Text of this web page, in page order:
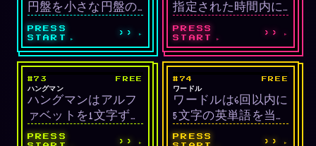
正解を意味します。
円盤を小さな円盤の
上に乗せないよう
に、すべての円盤を
左の棒から右の棒へ
移す古典数学パズル
です。n個の最小手数
は2ⁿ−1。
PRESS
START
››
指定された時間内に
できるだけ多くの単
語を正確に入力する
タイピング速度ゲー
ムです。WPM(分間単
語数)と正確度を測定
し点数に換算しま
す。
PRESS
START
››
ワードパズル LIVE
#73 FREE
ハングマン
ハングマンはアルフ
ァベットを1文字ずつ
推測して隠された単
PRESS
››
ワードパズル LIVE
#74 FREE
ワードル
ワードルは6回以内に
5文字の英単語を当て
る単語推測パズルで
PRESS
››